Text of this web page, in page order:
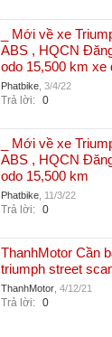
_ Mới về xe
ABS , HQCN
odo 15,500 km xe
Phatbike 3/4/22
Trả lời: 0
_ Mới về xe
ABS , HQCN
odo 15,500 km
Phatbike 11/3/22
Trả lời: 0
ThanhMotor Cần
triumph street
ThanhMotor 4/12/21
Trả lời: 0